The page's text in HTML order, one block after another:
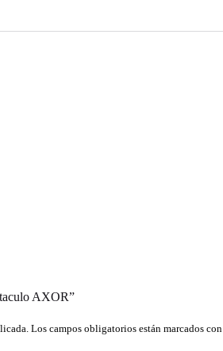
AXOR”
Los campos obligatorios están marcados con